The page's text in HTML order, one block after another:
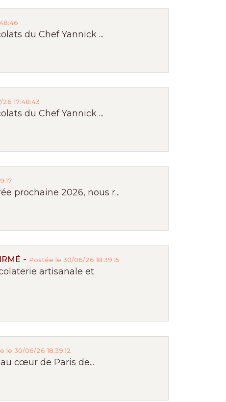
du Chef Yannick ...
17:48:43
du Chef Yannick ...
prochaine 2026, nous r...
- Postée le 30/06/26 18:39:15
artisanale et
le 30/06/26 18:39:12
cœur de Paris de...